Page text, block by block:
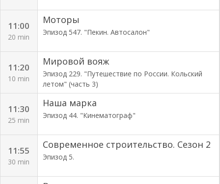
11:00
20 min
Моторы
Эпизод 547. "Пекин. Автосалон"
11:20
10 min
Мировой вояж
Эпизод 229. "Путешествие по России. Кольский
летом" (часть 3)
11:30
25 min
Наша марка
Эпизод 44. "Кинематограф"
11:55
30 min
Современное строительство. Сезон 2
Эпизод 5.